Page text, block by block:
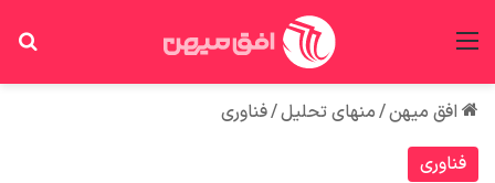
افق میهن/منهای تحلیل/فناوری
فناوری